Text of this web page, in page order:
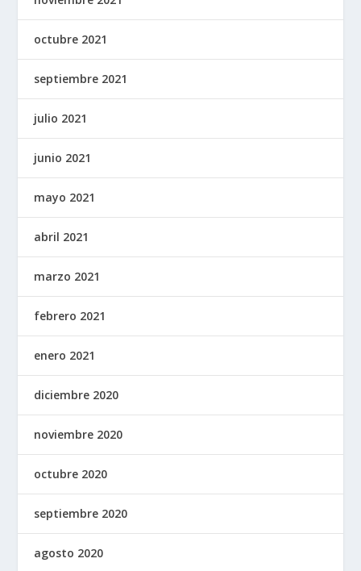
octubre 2021
septiembre 2021
julio 2021
junio 2021
mayo 2021
abril 2021
marzo 2021
febrero 2021
enero 2021
diciembre 2020
noviembre 2020
octubre 2020
septiembre 2020
agosto 2020